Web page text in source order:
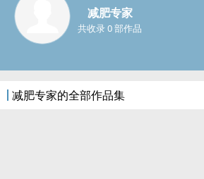
减肥专家
共收录 0 部作品
减肥专家的全部作品集